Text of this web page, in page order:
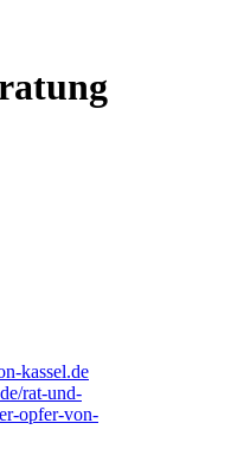
kassel.de
rat-und-
opfer-von-